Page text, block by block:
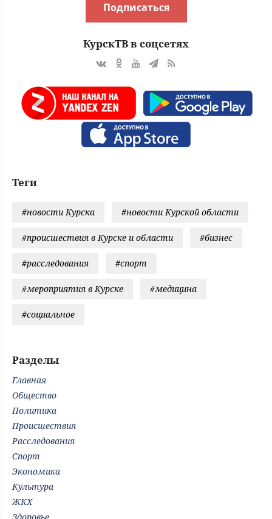
Подписаться
КурскТВ в соцсетях
Теги
#новости Курска #новости Курской области
#происшествия в Курске и области #бизнес
#расследования #спорт
#мероприятия в Курске #медицина
#социальное
Разделы
Главная
Общество
Политика
Происшествия
Расследования
Спорт
Экономика
Культура
ЖКХ